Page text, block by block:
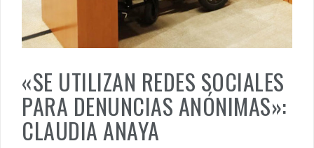
«SE UTILIZAN REDES SOCIALES
PARA DENUNCIAS ANÓNIMAS»:
CLAUDIA ANAYA